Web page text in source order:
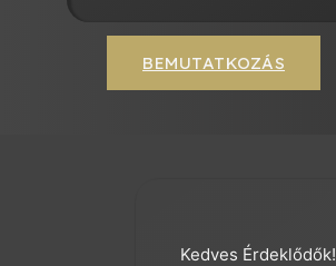
BEMUTATKOZÁS
Kedves Érdeklődők!